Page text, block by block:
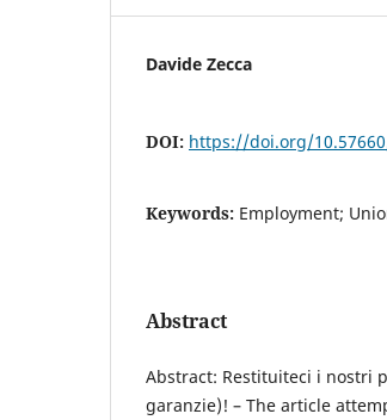
Davide Zecca
DOI: https://doi.org/
Keywords: Employment;
Abstract
Abstract: Restituiteci i nostri
garanzie)! – The article